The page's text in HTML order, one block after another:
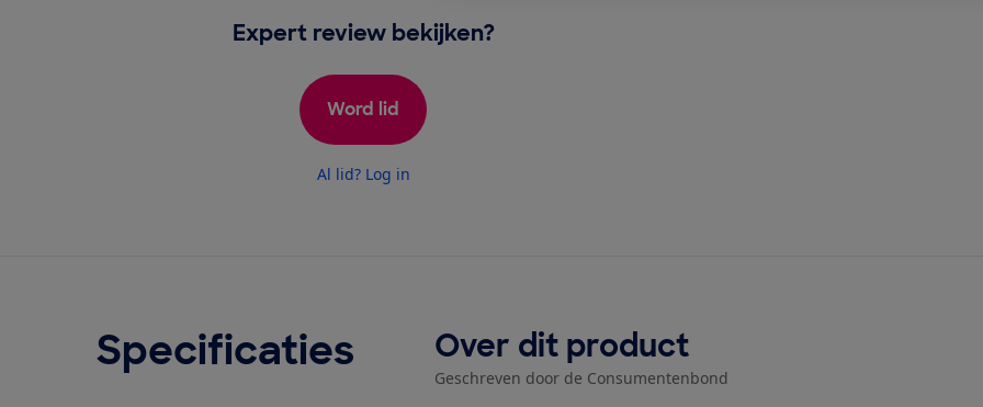
Expert review bekijken?
Word lid
Al lid? Log in
Specificaties Over dit product
Geschreven door de Consumentenbond